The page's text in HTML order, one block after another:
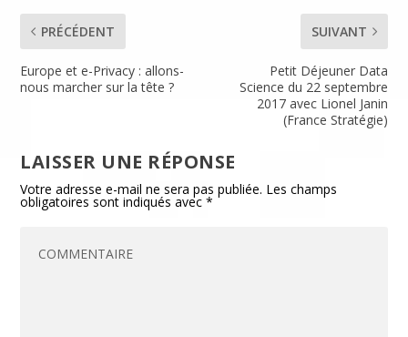
PRÉCÉDENT
Europe et e-Privacy : allons-
nous marcher sur la tête ?
SUIVANT
Petit Déjeuner Data
Science du 22 septembre
2017 avec Lionel Janin
(France Stratégie)
LAISSER UNE RÉPONSE
Votre adresse e-mail ne sera pas publiée. Les champs
obligatoires sont indiqués avec*